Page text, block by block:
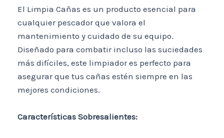
El Limpia Cañas es un producto esencial para
cualquier pescador que valora el
mantenimiento y cuidado de su equipo.
Diseñado para combatir incluso las suciedades
más difíciles, este limpiador es perfecto para
asegurar que tus cañas estén siempre en las
mejores condiciones.
Características Sobresalientes: